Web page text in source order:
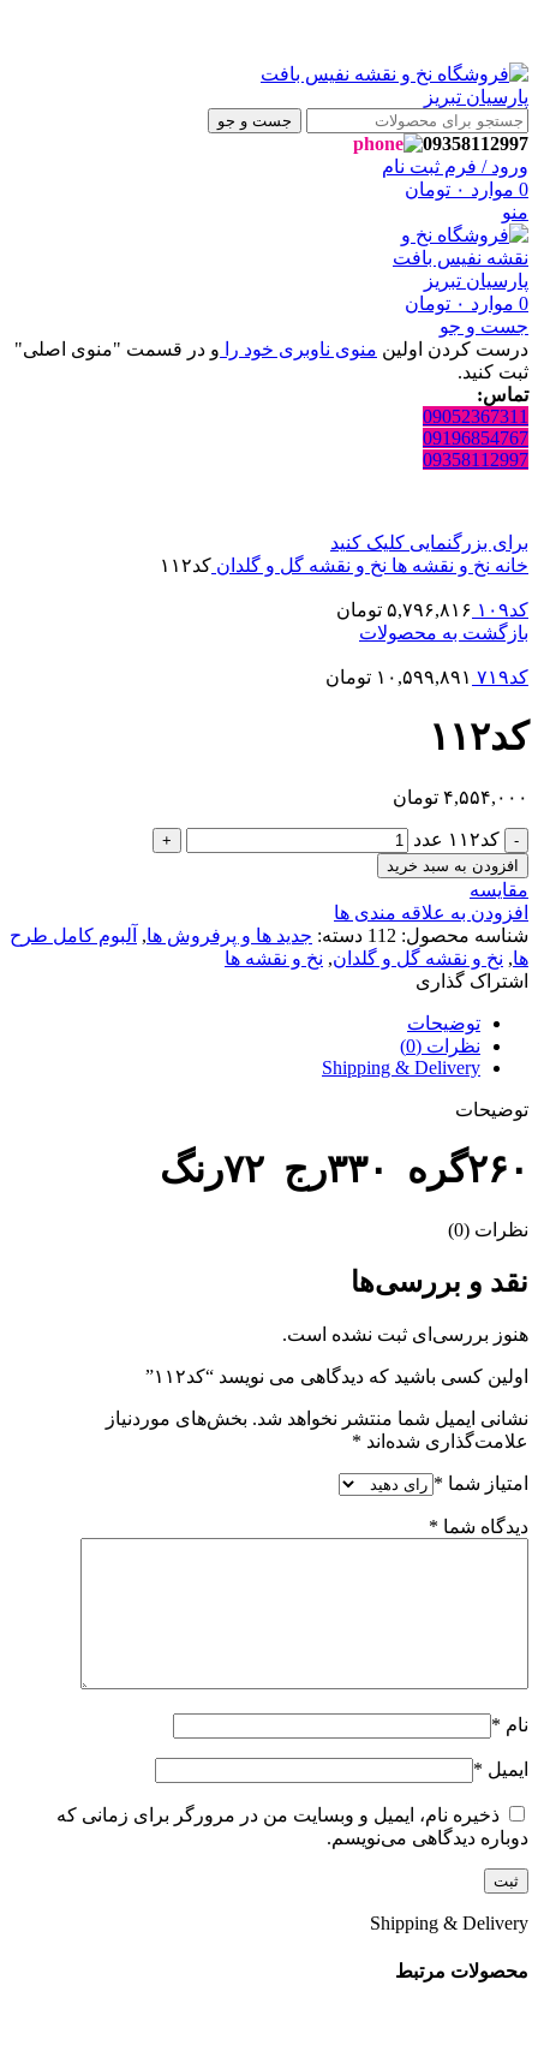
جست و جو
09358112997
ورود / فرم ثبت نام
0 موارد ۰ تومان
منو
0 موارد ۰ تومان
جست و جو
درست کردن اولین منوی ناوبری خود را و در قسمت "منوی اصلی"
ثبت کنید.
تماس:
09052367311
09196854767
09358112997
برای بزرگنمایی کلیک کنید
خانه نخ و نقشه ها نخ و نقشه گل و گلدان کد۱۱۲
کد۱۰۹ ۵,۷۹۶,۸۱۶ تومان
بازگشت به محصولات
کد۷۱۹ ۱۰,۵۹۹,۸۹۱ تومان
کد۱۱۲
۴,۵۵۴,۰۰۰ تومان
کد۱۱۲ عدد
افزودن به سبد خرید
مقایسه
افزودن به علاقه مندی ها
شناسه محصول: 112 دسته: جدید ها و پرفروش ها, آلبوم کامل طرح
ها, نخ و نقشه گل و گلدان, نخ و نقشه ها
اشتراک گذاری
توضیحات
نظرات (0)
Shipping & Delivery
توضیحات
۲۶۰گره ۳۳۰رج ۷۲رنگ
نظرات (0)
نقد و بررسی‌ها
هنوز بررسی‌ای ثبت نشده است.
اولین کسی باشید که دیدگاهی می نویسد “کد۱۱۲”
نشانی ایمیل شما منتشر نخواهد شد. بخش‌های موردنیاز
علامت‌گذاری شده‌اند *
امتیاز شما *
دیدگاه شما *
نام *
ایمیل *
ذخیره نام، ایمیل و وبسایت من در مرورگر برای زمانی که
دوباره دیدگاهی می‌نویسم.
Shipping & Delivery
محصولات مرتبط